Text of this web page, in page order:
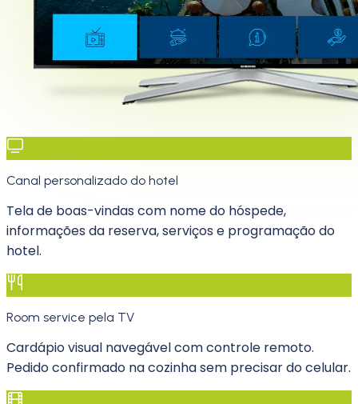
Canal personalizado do hotel
Tela de boas-vindas com nome do hóspede,
informações da reserva, serviços e programação do
hotel.
Room service pela TV
Cardápio visual navegável com controle remoto.
Pedido confirmado na cozinha sem precisar do celular.